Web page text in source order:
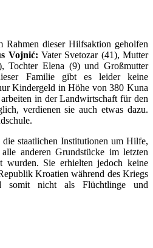
dieser Hilfsaktion geholfen
Vojnić: Vater Svetozar (41), Mutter
Tochter Elena (9) und Großmutter
Familie gibt es leider keine
Kindergeld in Höhe von 380 Kuna
in der Landwirtschaft für den
verdienen sie auch etwas dazu.
staatlichen Institutionen um Hilfe,
anderen Grundstücke im letzten
wurden. Sie erhielten jedoch keine
Kroatien während des Kriegs
somit nicht als Flüchtlinge und